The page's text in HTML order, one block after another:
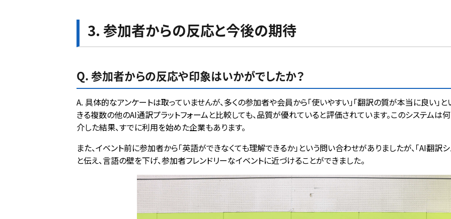
3. 参加者からの反応と今後の期待
Q. 参加者からの反応や印象はいかがでしたか？
A. 具体的なアンケートは取っていませんが、多くの参加者や会員から「使いやすい」「翻訳の質が本当に良い」
きる複数の他のAI通訳プラットフォームと比較しても、品質が優れていると評価されています。このシステムは
介した結果、すでに利用を始めた企業もあります。
また、イベント前に参加者から「英語ができなくても理解できるか」という問い合わせがありましたが、「AI翻訳
と伝え、言語の壁を下げ、参加者フレンドリーなイベントに近づけることができました。